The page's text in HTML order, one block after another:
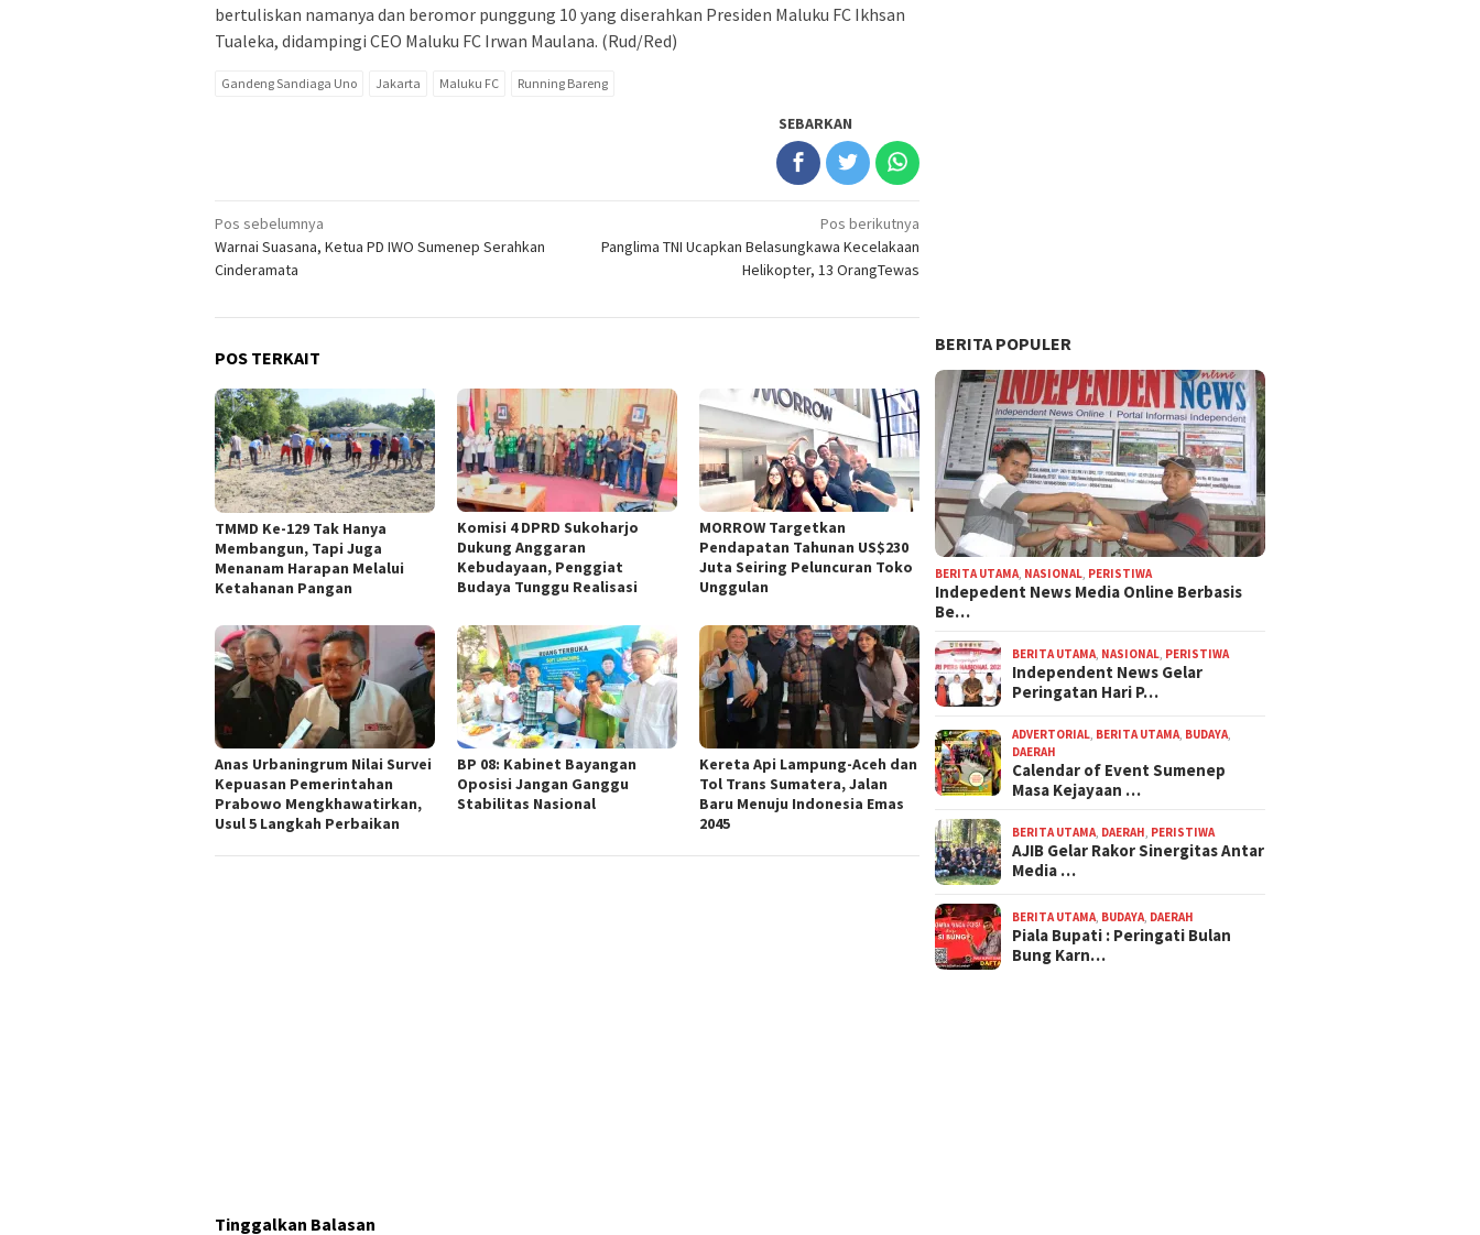
bertuliskan namanya dan beromor punggung 10 yang diserahkan Presiden Maluku FC Ikhsan
Tualeka, didampingi CEO Maluku FC Irwan Maulana. (Rud/Red)
Gandeng Sandiaga Uno Jakarta Maluku FC Running Bareng
SEBARKAN
Navigasi
pos
Pos sebelumnya
Warnai Suasana, Ketua PD IWO Sumenep Serahkan
Cinderamata
Pos berikutnya
Panglima TNI Ucapkan Belasungkawa Kecelakaan
Helikopter, 13 OrangTewas
POS TERKAIT
TMMD Ke-129 Tak Hanya
Membangun, Tapi Juga
Menanam Harapan Melalui
Ketahanan Pangan
Komisi 4 DPRD Sukoharjo
Dukung Anggaran
Kebudayaan, Penggiat
Budaya Tunggu Realisasi
MORROW Targetkan
Pendapatan Tahunan US$230
Juta Seiring Peluncuran Toko
Unggulan
Anas Urbaningrum Nilai Survei
Kepuasan Pemerintahan
Prabowo Mengkhawatirkan,
Usul 5 Langkah Perbaikan
BP 08: Kabinet Bayangan
Oposisi Jangan Ganggu
Stabilitas Nasional
Kereta Api Lampung-Aceh dan
Tol Trans Sumatera, Jalan
Baru Menuju Indonesia Emas
2045
Tinggalkan Balasan
BERITA POPULER
BERITA UTAMA NASIONAL PERISTIWA
Indepedent News Media Online Berbasis
Be…
BERITA UTAMA NASIONAL PERISTIWA
Independent News Gelar
Peringatan Hari P…
ADVERTORIAL BERITA UTAMA BUDAYA
DAERAH
Calendar of Event Sumenep
Masa Kejayaan …
BERITA UTAMA DAERAH PERISTIWA
AJIB Gelar Rakor Sinergitas Antar
Media …
BERITA UTAMA BUDAYA DAERAH
Piala Bupati : Peringati Bulan
Bung Karn…